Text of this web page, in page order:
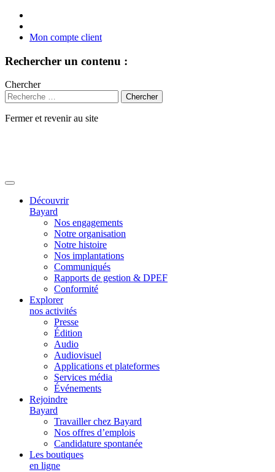
Mon compte client
Rechercher un contenu :
Chercher
Fermer et revenir au site
Découvrir
Bayard
Nos engagements
Notre organisation
Notre histoire
Nos implantations
Communiqués
Rapports de gestion & DPEF
Conformité
Explorer
nos activités
Presse
Édition
Audio
Audiovisuel
Applications et plateformes
Services média
Événements
Rejoindre
Bayard
Travailler chez Bayard
Nos offres d’emplois
Candidature spontanée
Les boutiques
en ligne